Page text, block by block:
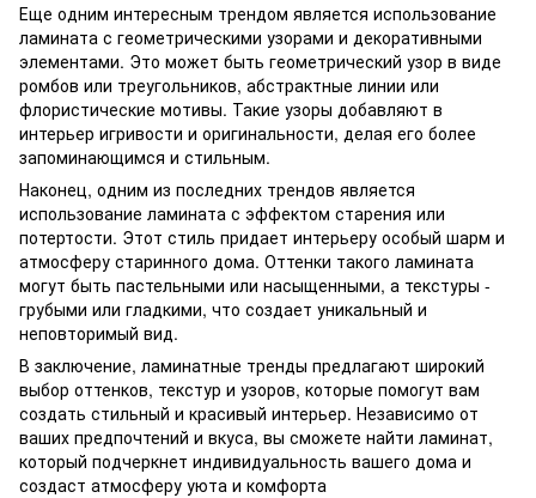
Еще одним интересным трендом является использование
ламината с геометрическими узорами и декоративными
элементами. Это может быть геометрический узор в виде
ромбов или треугольников, абстрактные линии или
флористические мотивы. Такие узоры добавляют в
интерьер игривости и оригинальности, делая его более
запоминающимся и стильным.
Наконец, одним из последних трендов является
использование ламината с эффектом старения или
потертости. Этот стиль придает интерьеру особый шарм и
атмосферу старинного дома. Оттенки такого ламината
могут быть пастельными или насыщенными, а текстуры -
грубыми или гладкими, что создает уникальный и
неповторимый вид.
В заключение, ламинатные тренды предлагают широкий
выбор оттенков, текстур и узоров, которые помогут вам
создать стильный и красивый интерьер. Независимо от
ваших предпочтений и вкуса, вы сможете найти ламинат,
который подчеркнет индивидуальность вашего дома и
создаст атмосферу уюта и комфорта